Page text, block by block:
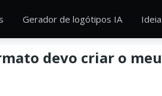
Gerador de logótipos IA
devo criar o